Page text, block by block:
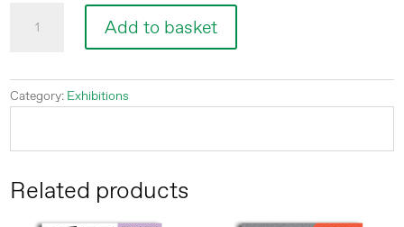
Amulet
quantity
Add to basket
Category: Exhibitions
Related products